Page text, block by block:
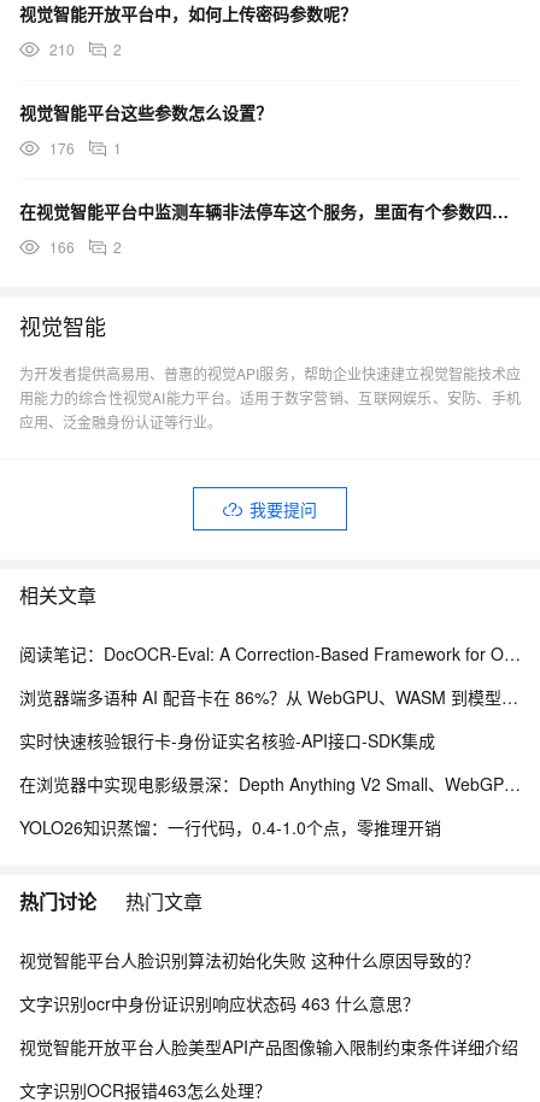
视觉智能开放平台中，如何上传密码参数呢？
210 2
视觉智能平台这些参数怎么设置？
176 1
在视觉智能平台中监测车辆非法停车这个服务，里面有个参数四边形的坐标，请问这个怎么获取呢？
166 2
视觉智能
为开发者提供高易用、普惠的视觉API服务，帮助企业快速建立视觉智能技术应
用能力的综合性视觉AI能力平台。适用于数字营销、互联网娱乐、安防、手机
应用、泛金融身份认证等行业。
我要提问
相关文章
阅读笔记：DocOCR-Eval: A Correction-Based Framework for OCR Tool Selection Without Ground Truth
浏览器端多语种 AI 配音卡在 86%？从 WebGPU、WASM 到模型缓存治理的完整修复实践
实时快速核验银行卡-身份证实名核验-API接口-SDK集成
在浏览器中实现电影级景深：Depth Anything V2 Small、WebGPU 与本地视频编辑实践
YOLO26知识蒸馏：一行代码，0.4-1.0个点，零推理开销
热门讨论 热门文章
视觉智能平台人脸识别算法初始化失败 这种什么原因导致的？
文字识别ocr中身份证识别响应状态码 463 什么意思？
视觉智能开放平台人脸美型API产品图像输入限制约束条件详细介绍
文字识别OCR报错463怎么处理？